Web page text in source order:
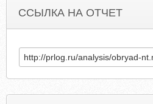
ССЫЛКА НА ОТЧЕТ